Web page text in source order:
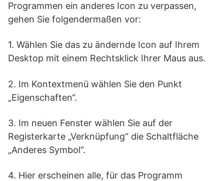
Programmen ein anderes Icon zu verpassen,
gehen Sie folgendermaßen vor:
1. Wählen Sie das zu ändernde Icon auf Ihrem
Desktop mit einem Rechtsklick Ihrer Maus aus.
2. Im Kontextmenü wählen Sie den Punkt
„Eigenschaften“.
3. Im neuen Fenster wählen Sie auf der
Registerkarte „Verknüpfung“ die Schaltfläche
„Anderes Symbol“.
4. Hier erscheinen alle, für das Programm